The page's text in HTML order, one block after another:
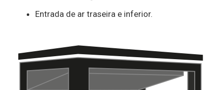
Entrada de ar traseira e inferior.